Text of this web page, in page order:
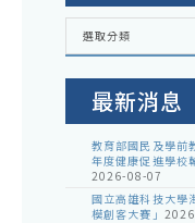
各
室
選取分類
最新消息
教育部國民及學前
年度健康促進學校
2026-08-07
國立高雄科技大學
模創客大賽」